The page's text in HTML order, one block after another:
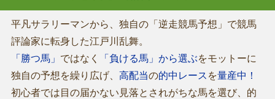
平凡サラリーマンから、独自の「逆走競馬予想」で競馬
評論家に転身した江戸川乱舞。
「勝つ馬」 ではなく 「負ける馬」から選ぶをモットーに
独自の予想を繰り広げ、 高配当の的中レース を量産中！
初心者では目の届かない見落とされがちな馬を選び、的